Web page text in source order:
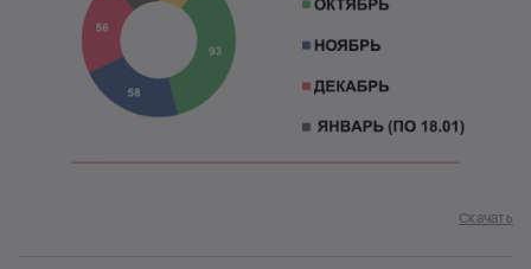
Скачать